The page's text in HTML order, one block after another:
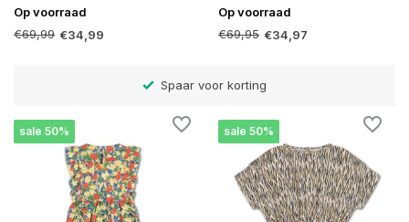
Op voorraad
€69,99 €34,99
Op voorraad
€69,95 €34,97
Betaal later met Klarna
sale 50% sale 50%